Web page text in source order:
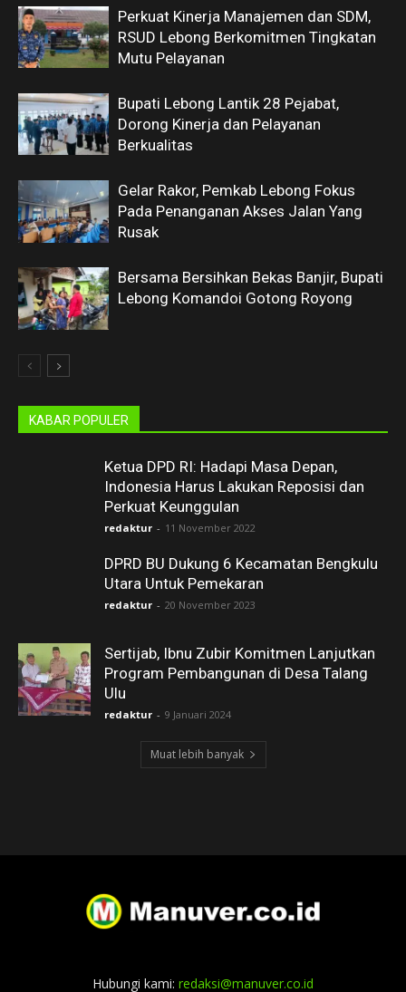
Perkuat Kinerja Manajemen dan SDM,
RSUD Lebong Berkomitmen Tingkatan
Mutu Pelayanan
Bupati Lebong Lantik 28 Pejabat,
Dorong Kinerja dan Pelayanan
Berkualitas
Gelar Rakor, Pemkab Lebong Fokus
Pada Penanganan Akses Jalan Yang
Rusak
Bersama Bersihkan Bekas Banjir, Bupati
Lebong Komandoi Gotong Royong
KABAR POPULER
Ketua DPD RI: Hadapi Masa Depan,
Indonesia Harus Lakukan Reposisi dan
Perkuat Keunggulan
redaktur - 11 November 2022
DPRD BU Dukung 6 Kecamatan Bengkulu
Utara Untuk Pemekaran
redaktur - 20 November 2023
Sertijab, Ibnu Zubir Komitmen Lanjutkan
Program Pembangunan di Desa Talang
Ulu
redaktur - 9 Januari 2024
Muat lebih banyak
Hubungi kami: redaksi@manuver.co.id